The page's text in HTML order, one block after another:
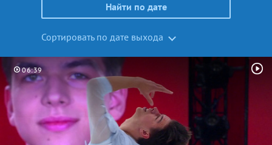
Найти по дате
Сортировать по дате выхода
06:39